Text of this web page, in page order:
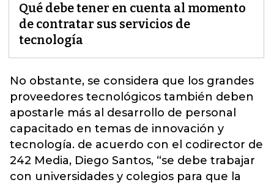
Qué debe tener en cuenta al momento
de contratar sus servicios de
tecnología
No obstante, se considera que los grandes
proveedores tecnológicos también deben
apostarle más al desarrollo de personal
capacitado en temas de innovación y
tecnología. de acuerdo con el codirector de
242 Media, Diego Santos, “se debe trabajar
con universidades y colegios para que la